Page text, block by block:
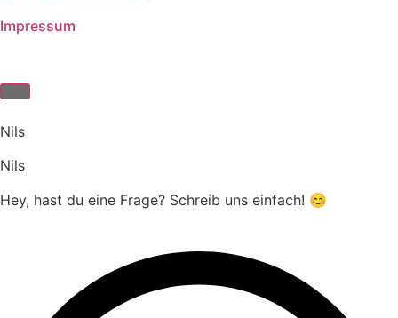
Impressum
Nils
Nils
Hey, hast du eine Frage? Schreib uns einfach! 😊